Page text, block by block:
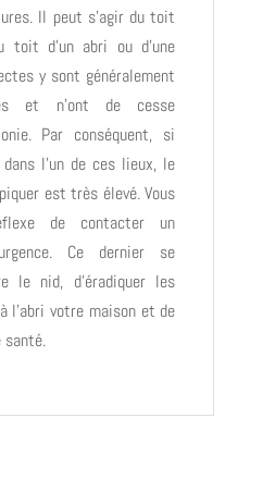
Il peut s’agir du toit
toit d’un abri ou d’une
y sont généralement
et n’ont de cesse
Par conséquent, si
l’un de ces lieux, le
est très élevé. Vous
de contacter un
Ce dernier se
le nid, d’éradiquer les
l’abri votre maison et de
santé.